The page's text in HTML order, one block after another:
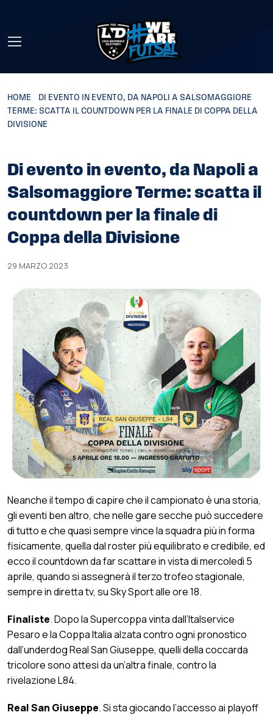
HOME
DI EVENTO IN EVENTO, DA NAPOLI A SALSOMAGGIORE
TERME: SCATTA IL COUNTDOWN PER LA FINALE DI COPPA DELLA
DIVISIONE
Di evento in evento, da Napoli a
Salsomaggiore Terme: scatta il
countdown per la finale di
Coppa della Divisione
29 MARZO 2023
Neanche il tempo di capire che il campionato è una storia,
gli eventi ben altro, che nelle gare secche può succedere
di tutto e che quasi sempre vince la squadra più in forma
fisicamente, quella dal roster più equilibrato e credibile, ed
ecco il countdown da far scattare in vista di mercoledì 5
aprile, quando si assegnerà il terzo trofeo stagionale,
sempre in diretta tv, su Sky Sport alle ore 18.
Finaliste. Dopo la Supercoppa vinta dall’Italservice
Pesaro e la Coppa Italia alzata contro ogni pronostico
dall’underdog Real San Giuseppe, quelli della coccarda
tricolore sono attesi da un’altra finale, contro la
rivelazione L84.
Real San Giuseppe. Si sta giocando l’accesso ai playoff